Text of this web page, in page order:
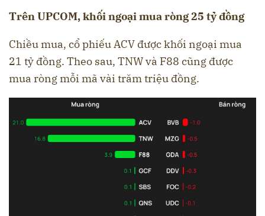
Trên UPCOM, khối ngoại mua ròng 25 tỷ đồng
Chiều mua, cổ phiếu ACV được khối ngoại mua
21 tỷ đồng. Theo sau, TNW và F88 cũng được
mua ròng mỗi mã vài trăm triệu đồng.